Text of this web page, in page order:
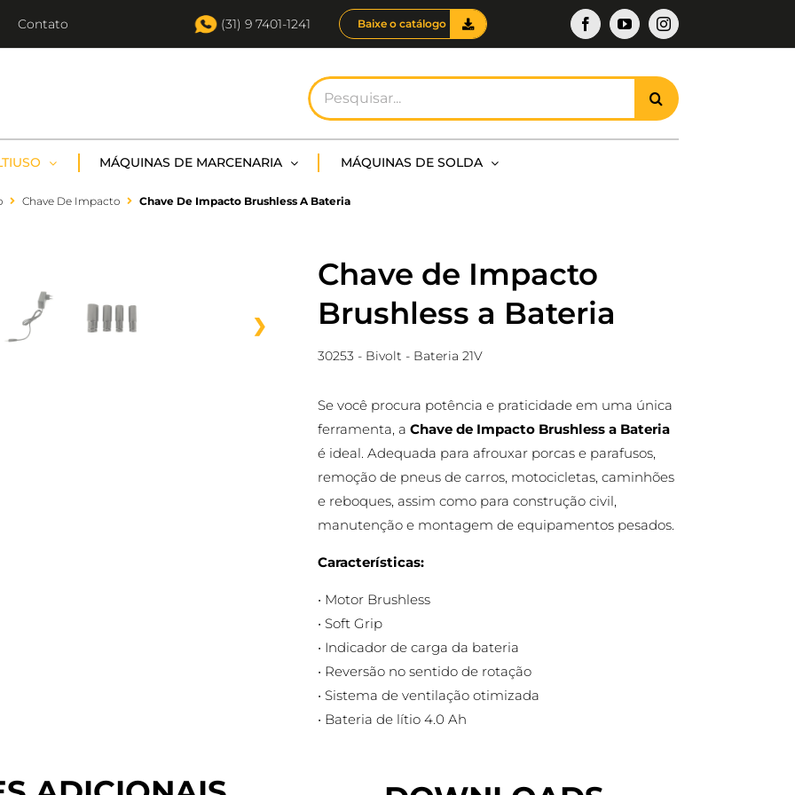
Contato (31) 9 7401-1241 Baixe o catálogo Facebook
YouTubeInstagram
Buscar
resultados
para:
MÁQUINAS DE MARCENARIA MÁQUINAS DE SOLDA
Chave De Impacto Chave De Impacto Brushless A Bateria
❯
Chave de Impacto
Brushless a Bateria
30253 - Bivolt - Bateria 21V
Se você procura potência e praticidade em uma única
ferramenta, a Chave de Impacto Brushless a Bateria
é ideal. Adequada para afrouxar porcas e parafusos,
remoção de pneus de carros, motocicletas, caminhões
e reboques, assim como para construção civil,
manutenção e montagem de equipamentos pesados.
Características:
• Motor Brushless
• Soft Grip
• Indicador de carga da bateria
• Reversão no sentido de rotação
• Sistema de ventilação otimizada
• Bateria de lítio 4.0 Ah